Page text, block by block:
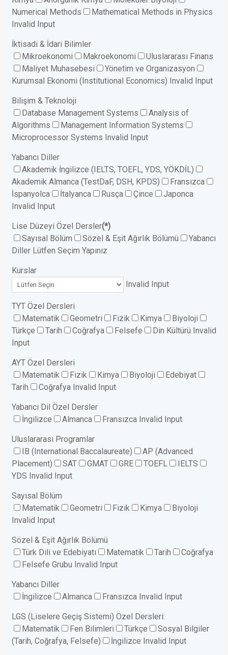
Numerical Methods
Mathematical Methods in Physics
Invalid Input
İktisadi & İdari Bilimler
Mikroekonomi
Makroekonomi
Uluslararası Finans
Maliyet Muhasebesi
Yönetim ve Organizasyon
Kurumsal Ekonomi (Institutional Economics) Invalid Input
Bilişim & Teknoloji
Database Management Systems
Analysis of
Algorithms
Management Information Systems
Microprocessor Systems Invalid Input
Yabancı Diller
Akademik İngilizce (IELTS, TOEFL, YDS, YÖKDİL)
Akademik Almanca (TestDaF, DSH, KPDS)
Fransızca
İspanyolca
İtalyanca Rusça Çince
Japonca
Invalid Input
Lise Düzeyi Özel Dersler(*)
Sayısal Bölüm
Sözel & Eşit Ağırlık Bölümü
Yabancı
Diller Lütfen Seçim Yapınız
Kurslar
Invalid Input
TYT Özel Dersleri
Matematik
Geometri Fizik Kimya
Biyoloji
Türkçe
Tarih Coğrafya Felsefe Din Kültürü Invalid
Input
AYT Özel Dersleri
Matematik
Fizik Kimya Biyoloji
Edebiyat
Tarih
Coğrafya Invalid Input
Yabancı Dil Özel Dersler
İngilizce
Almanca Fransızca Invalid Input
Uluslararası Programlar
IB (International Baccalaureate)
AP (Advanced
Placement)
SAT GMAT GRE TOEFL
IELTS
YDS Invalid Input
Sayısal Bölüm
Matematik
Geometri Fizik Kimya
Biyoloji
Invalid Input
Sözel & Eşit Ağırlık Bölümü
Türk Dili ve Edebiyatı
Matematik Tarih
Coğrafya
Felsefe Grubu Invalid Input
Yabancı Diller
İngilizce
Almanca Fransızca Invalid Input
LGS (Liselere Geçiş Sistemi) Özel Dersleri:
Matematik
Fen Bilimleri Türkçe
Sosyal Bilgiler
(Tarih, Coğrafya, Felsefe)
İngilizce Invalid Input